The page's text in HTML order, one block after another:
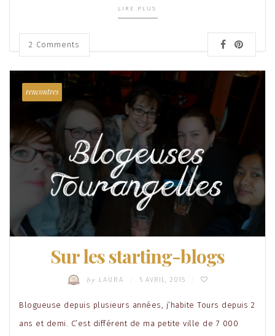
LIRE PLUS
2 Comments
rencontres
Sur les starting-blogs
by LAURA 5 AVRIL, 2015
Blogueuse depuis plusieurs années, j’habite Tours depuis 2
ans et demi. C’est différent de ma petite ville de 7 000